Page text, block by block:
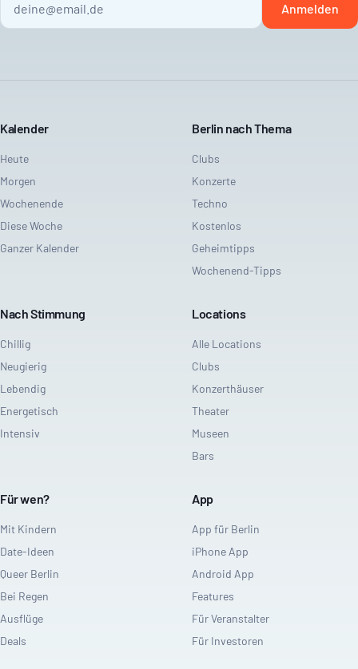
Anmelden
Kalender
Heute
Morgen
Wochenende
Diese Woche
Ganzer Kalender
Berlin nach Thema
Clubs
Konzerte
Techno
Kostenlos
Geheimtipps
Wochenend-Tipps
Nach Stimmung
Chillig
Neugierig
Lebendig
Energetisch
Intensiv
Locations
Alle Locations
Clubs
Konzerthäuser
Theater
Museen
Bars
Für wen?
Mit Kindern
Date-Ideen
Queer Berlin
Bei Regen
Ausflüge
Deals
App
App für Berlin
iPhone App
Android App
Features
Für Veranstalter
Für Investoren